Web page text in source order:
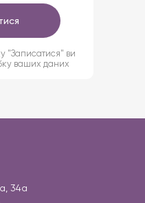
"Записатися" ви
ваших даних
34а